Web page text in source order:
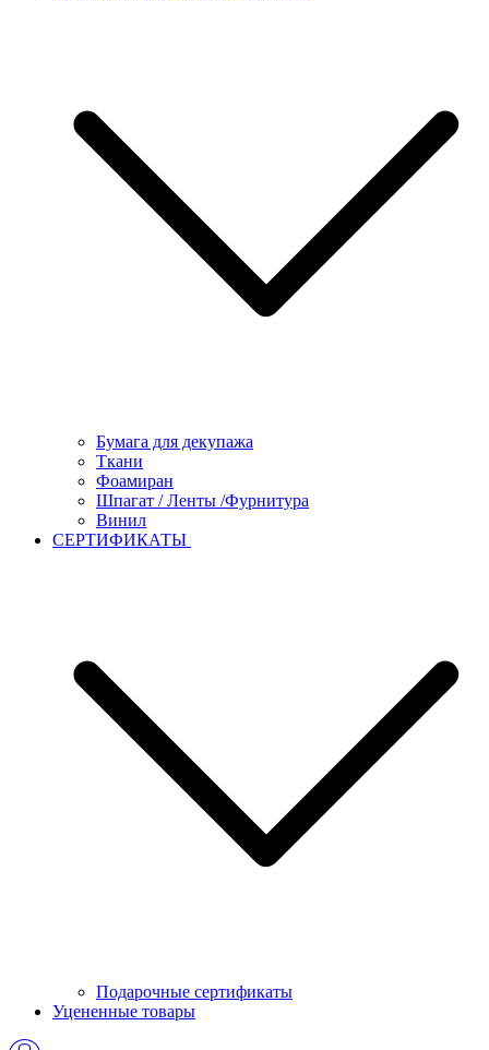
Бумага для декупажа
Ткани
Фоамиран
Шпагат / Ленты /Фурнитура
Винил
СЕРТИФИКАТЫ
Подарочные сертификаты
Уцененные товары